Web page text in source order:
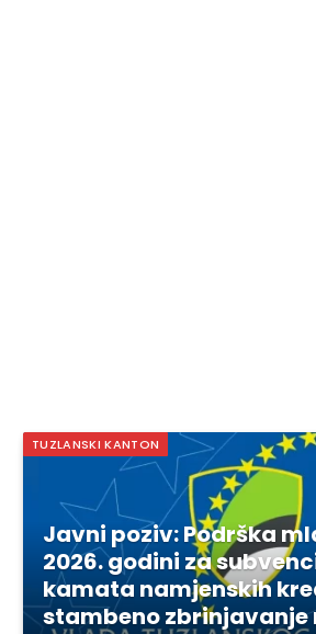
TUZLANSKI KANTON
Javni poziv: Podrška
2026. godini za
kamata namjenskih
stambeno zbrinjavanje